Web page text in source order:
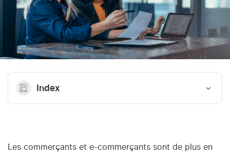
Index
Les commerçants et e-commerçants sont de plus en